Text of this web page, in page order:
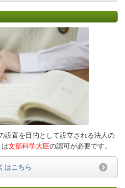
設置を目的として設立される法人の
文部科学大臣の認可が必要です。
はこちら